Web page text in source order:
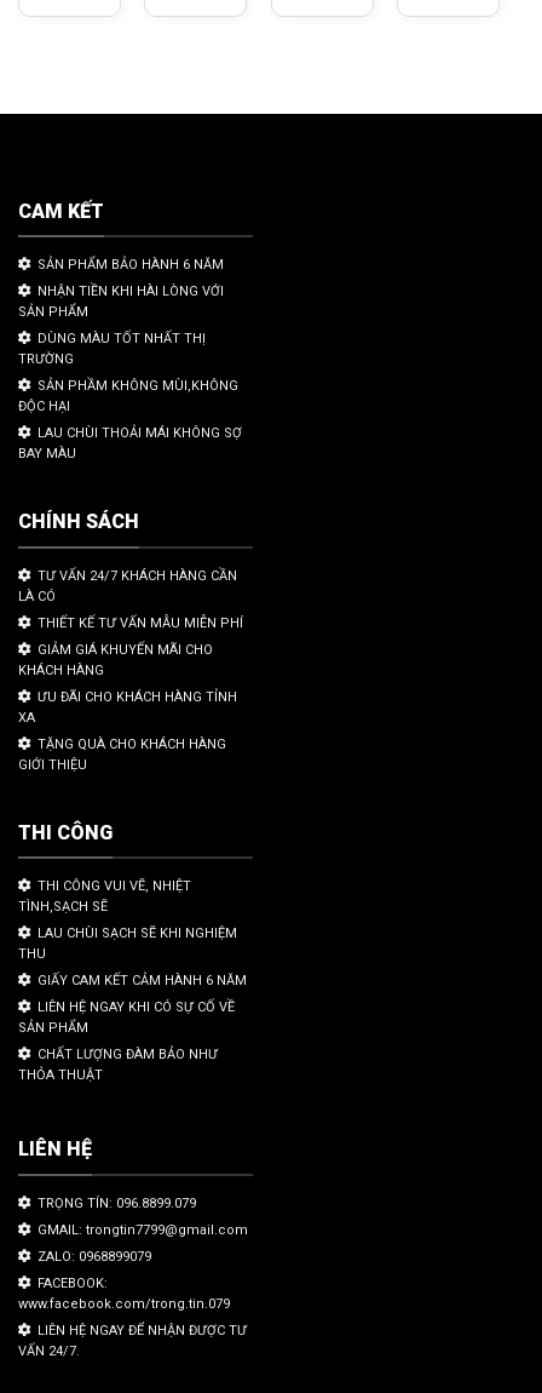
CAM KẾT
SẢN PHẨM BẢO HÀNH 6 NĂM
NHẬN TIỀN KHI HÀI LÒNG VỚI
SẢN PHẨM
DÙNG MÀU TỐT NHẤT THỊ
TRƯỜNG
SẢN PHẦM KHÔNG MÙI,KHÔNG
ĐỘC HẠI
LAU CHÙI THOẢI MÁI KHÔNG SỢ
BAY MÀU
CHÍNH SÁCH
TƯ VẤN 24/7 KHÁCH HÀNG CẦN
LÀ CÓ
THIẾT KẾ TƯ VẤN MẪU MIỄN PHÍ
GIẢM GIÁ KHUYẾN MÃI CHO
KHÁCH HÀNG
ƯU ĐÃI CHO KHÁCH HÀNG TỈNH
XA
TẶNG QUÀ CHO KHÁCH HÀNG
GIỚI THIỆU
THI CÔNG
THI CÔNG VUI VẼ, NHIỆT
TÌNH,SẠCH SẼ
LAU CHÙI SẠCH SẼ KHI NGHIỆM
THU
GIẤY CAM KẾT CẢM HÀNH 6 NĂM
LIÊN HỆ NGAY KHI CÓ SỰ CỐ VỀ
SẢN PHẨM
CHẤT LƯỢNG ĐÀM BẢO NHƯ
THỎA THUẬT
LIÊN HỆ
TRỌNG TÍN: 096.8899.079
GMAIL: trongtin7799@gmail.com
ZALO: 0968899079
FACEBOOK:
www.facebook.com/trong.tin.079
LIÊN HỆ NGAY ĐỂ NHẬN ĐƯỢC TƯ
VẤN 24/7.